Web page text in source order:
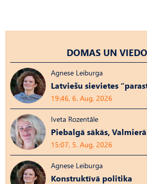
DOMAS UN
Agnese Leiburga
Latviešu sievietes
19:46, 6. Aug, 2026
Iveta Rozentāle
Piebalgā sākās,
15:07, 5. Aug, 2026
Agnese Leiburga
Konstruktīvā politika